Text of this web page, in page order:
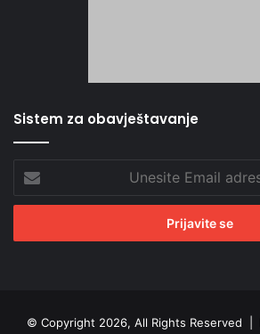
Sistem za obavještavanje
Email
adresu
© Copyright 2026, All Rights Reserved |